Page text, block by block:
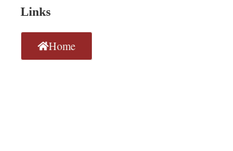
Links
Home